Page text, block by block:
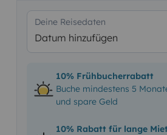
Deine Reisedaten
Datum hinzufügen
10% Frühbucherrabatt
Buche mindestens 5
und spare Geld
10% Rabatt für lange